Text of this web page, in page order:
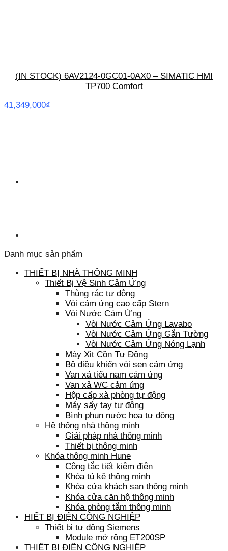
(IN STOCK) 6AV2124-0GC01-0AX0 – SIMATIC HMI
TP700 Comfort
41,349,000₫
Danh mục sản phẩm
THIẾT BỊ NHÀ THÔNG MINH
Thiết Bị Vệ Sinh Cảm Ứng
Thùng rác tự động
Vòi cảm ứng cao cấp Stern
Vòi Nước Cảm Ứng
Vòi Nước Cảm Ứng Lavabo
Vòi Nước Cảm Ứng Gắn Tường
Vòi Nước Cảm Ứng Nóng Lạnh
Máy Xịt Cồn Tự Động
Bộ điều khiển vòi sen cảm ứng
Van xả tiểu nam cảm ứng
Van xả WC cảm ứng
Hộp cấp xà phòng tự động
Máy sấy tay tự động
Bình phun nước hoa tự động
Hệ thống nhà thông minh
Giải pháp nhà thông minh
Thiết bị thông minh
Khóa thông minh Hune
Công tắc tiết kiệm điện
Khóa tủ kệ thông minh
Khóa cửa khách sạn thông minh
Khóa cửa căn hộ thông minh
Khóa phòng tắm thông minh
HIẾT BỊ ĐIỆN CÔNG NGHIỆP
Thiết bị tự động Siemens
Module mở rộng ET200SP
THIẾT BỊ ĐIỆN CÔNG NGHIỆP